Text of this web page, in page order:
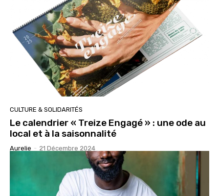
CULTURE & SOLIDARITÉS
Le calendrier « Treize Engagé » : une ode au
local et à la saisonnalité
Aurelie - 21 Décembre 2024